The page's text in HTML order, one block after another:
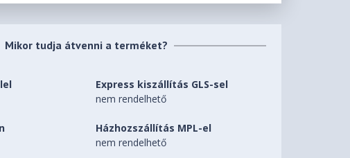
Mikor tudja átvenni a terméket?
Express kiszállítás GLS-sel
nem rendelhető
Házhozszállítás MPL-el
nem rendelhető